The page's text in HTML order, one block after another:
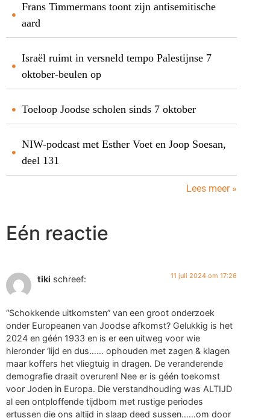
Frans Timmermans toont zijn antisemitische
aard
Israël ruimt in versneld tempo Palestijnse 7
oktober-beulen op
Toeloop Joodse scholen sinds 7 oktober
NIW-podcast met Esther Voet en Joop Soesan,
deel 131
Lees meer »
Eén reactie
tiki schreef: 11 juli 2024 om 17:26
“Schokkende uitkomsten” van een groot onderzoek
onder Europeanen van Joodse afkomst? Gelukkig is het
2024 en géén 1933 en is er een uitweg voor wie
hieronder ‘lijd en dus…… ophouden met zagen & klagen
maar koffers het vliegtuig in dragen. De veranderende
demografie draait overuren! Nee er is géén toekomst
voor Joden in Europa. Die verstandhouding was ALTIJD
al een ontploffende tijdbom met rustige periodes
ertussen die ons altijd in slaap deed sussen……om door